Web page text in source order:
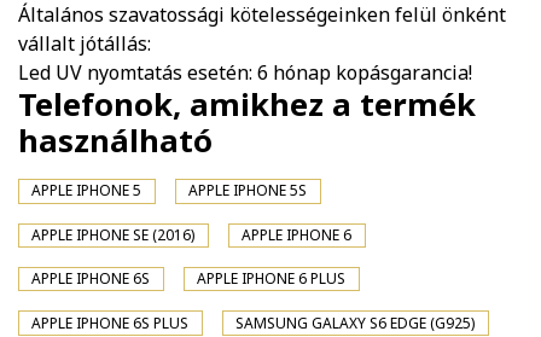
Általános szavatossági kötelességeinken felül önként
vállalt jótállás:
Led UV nyomtatás esetén: 6 hónap kopásgarancia!
Telefonok, amikhez a termék
használható
APPLE IPHONE 5 APPLE IPHONE 5S
APPLE IPHONE SE (2016) APPLE IPHONE 6
APPLE IPHONE 6S APPLE IPHONE 6 PLUS
APPLE IPHONE 6S PLUS SAMSUNG GALAXY S6 EDGE (G925)